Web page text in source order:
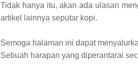
Tidak hanya itu, akan ada ulasan
artikel lainnya seputar kopi.
Semoga halaman ini dapat
Sebuah harapan yang diperantarai